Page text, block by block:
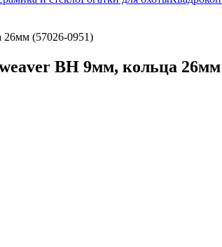
26мм (57026-0951)
BH 9мм, кольца 26мм